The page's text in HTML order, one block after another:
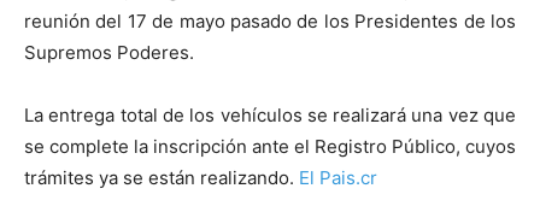
reunión del 17 de mayo pasado de los Presidentes de los
Supremos Poderes.
La entrega total de los vehículos se realizará una vez que
se complete la inscripción ante el Registro Público, cuyos
trámites ya se están realizando. El Pais.cr